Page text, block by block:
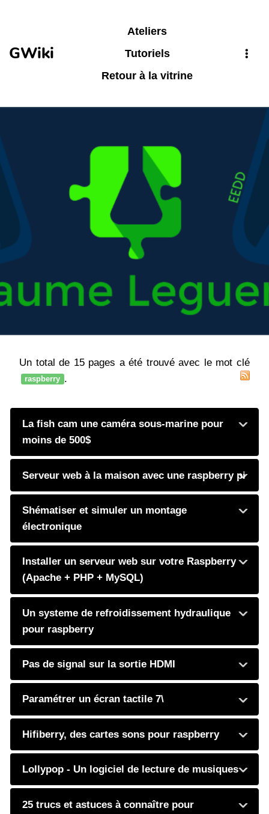
GWiki
Ateliers
Tutoriels
Retour à la vitrine
Un total de 15 pages a été trouvé avec le mot clé
raspberry .
La fish cam une caméra sous-marine pour
moins de 500$
Serveur web à la maison avec une raspberry pi
Shématiser et simuler un montage
électronique
Installer un serveur web sur votre Raspberry
(Apache + PHP + MySQL)
Un systeme de refroidissement hydraulique
pour raspberry
Pas de signal sur la sortie HDMI
Paramétrer un écran tactile 7\
Hifiberry, des cartes sons pour raspberry
Lollypop - Un logiciel de lecture de musiques
25 trucs et astuces à connaître pour